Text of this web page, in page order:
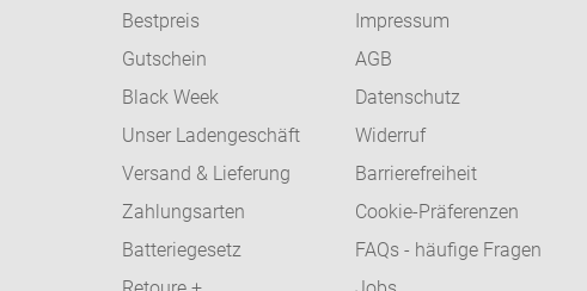
Bestpreis
Gutschein
Black Week
Unser Ladengeschäft
Versand & Lieferung
Zahlungsarten
Batteriegesetz
Impressum
AGB
Datenschutz
Widerruf
Barrierefreiheit
Cookie-Präferenzen
FAQs - häufige Fragen